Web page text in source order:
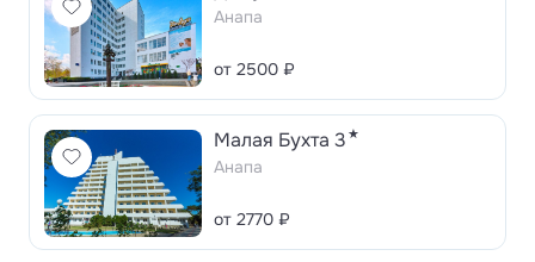
Анапа
от 2500 ₽
Малая Бухта 3 ★
Анапа
от 2770 ₽